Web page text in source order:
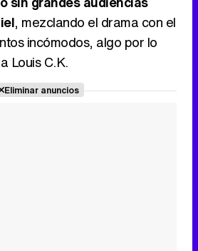
, mezclando el drama con el
incómodos, algo por lo
Louis C.K.
Eliminar anuncios